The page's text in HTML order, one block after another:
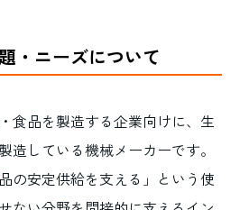
・ニーズについて
食品を製造する企業向けに、生
造している機械メーカーです。
の安定供給を支える」という使